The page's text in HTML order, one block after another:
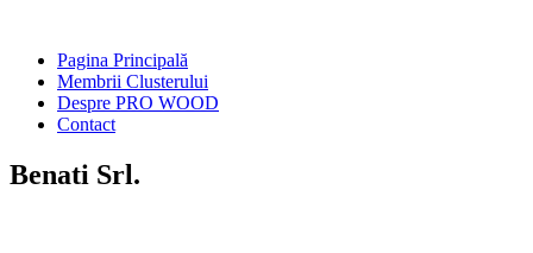
Pagina Principală
Membrii Clusterului
Despre PRO WOOD
Contact
Benati Srl.